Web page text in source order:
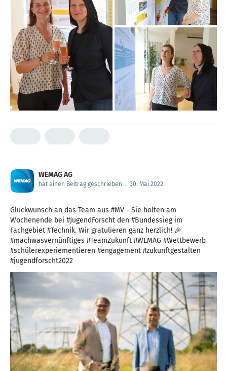
WEMAG AG
hat einen Beitrag geschrieben . 30. Mai 2022
Glückwunsch an das Team aus #MV - Sie holten am
Wochenende bei #JugendForscht den #Bundessieg im
Fachgebiet #Technik. Wir gratulieren ganz herzlich! 🎉
#machwasvernünftiges #TeamZukunft #WEMAG #Wettbewerb
#schülerexperiementieren #engagement #zukunftgestalten
#jugendforscht2022